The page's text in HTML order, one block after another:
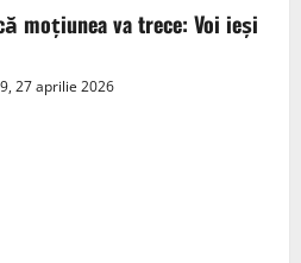
moțiunea va trece: Voi ieși
27 aprilie 2026